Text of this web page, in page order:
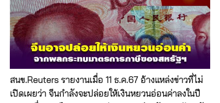
สนข.Reuters รายงานเมื่อ 11 ธ.ค.67 อ้างแหล่งข่าวที่ไม่
เปิดเผยว่า จีนกำลังจะปล่อยให้เงินหยวนอ่อนค่าลงในปี